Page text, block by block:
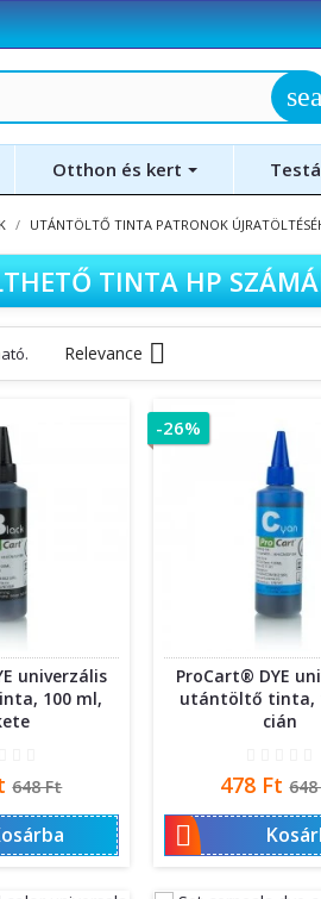
Otthon és kert
UTÁNTÖLTŐ TINTA PATRONOK
TINTA HP
Relevance 
univerzális
100 ml,
Normál
ár
648 Ft
ProCart® DYE
utántöltő tinta,
cián
Ár
478 Ft
ár

-26%